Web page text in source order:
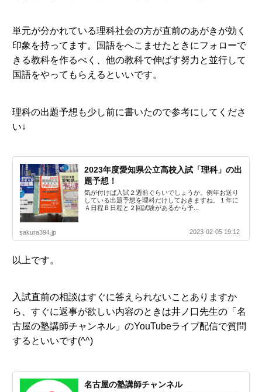
単元が分かれている理科社会の方が直前のあがきが効く
印象を持ってます。国語をへこませたときにフォローで
きる教科を作るべく、他の教科で伸ばす努力と並行して
国語をやってもらえるといいです。
理科の出題予想も少し前に書いたので参考にしてくださ
い↓
2023年度愛知県公立高校入試「理科」の出
題予想！
気が付けば入試２週前ぐらいでしょうか。例年お送り
している出題予想を理科だけしておきますね。１年に
Ａ日程Ｂ日程と２回試験があるから予...
sakura394.jp 2023-02-05 19:12
以上です。
入試直前の相談はすぐに答えられないことありますか
ら、すぐに返事が欲しい内容のときは井ノ口先生の「名
古屋の塾講師チャンネル」のYouTubeライブ配信で質問
するといいです(^^)
名古屋の塾講師チャンネル